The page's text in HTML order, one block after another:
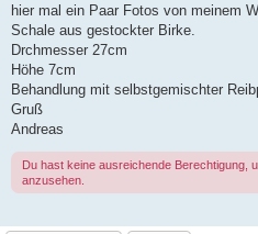
r
a
hier mal ein Paar Fotos von meinem
Schale aus gestockter Birke.
Drchmesser 27cm
Höhe 7cm
Behandlung mit selbstgemischter
Gruß
Andreas
Du hast keine ausreichende Berechtigung,
anzusehen.